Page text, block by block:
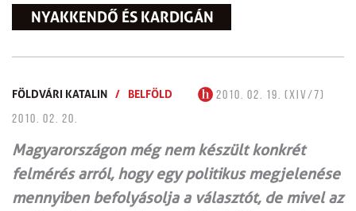
NYAKKENDŐ ÉS KARDIGÁN
FÖLDVÁRI KATALIN / BELFÖLD
2010. 02. 19. (XIV/7)
2010. 02. 20.
Magyarországon még nem készült konkrét
felmérés arról, hogy egy politikus megjelenése
mennyiben befolyásolja a választót, de mivel az